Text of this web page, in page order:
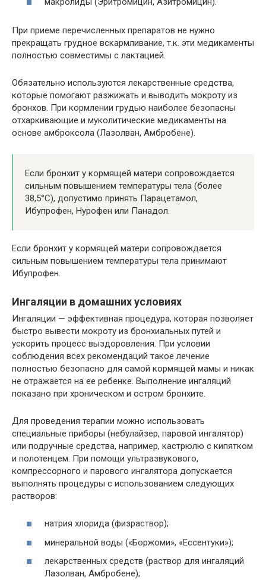
При приеме перечисленных препаратов не нужно
прекращать грудное вскармливание, т.к. эти медикаменты
полностью совместимы с лактацией.
Обязательно используются лекарственные средства,
которые помогают разжижать и выводить мокроту из
бронхов. При кормлении грудью наиболее безопасны
отхаркивающие и муколитические медикаменты на
основе амброксола (Лазолван, Амбробене).
Если бронхит у кормящей матери сопровождается
сильным повышением температуры тела (более
38,5°С), допустимо принять Парацетамол,
Ибупрофен, Нурофен или Панадол.
Если бронхит у кормящей матери сопровождается
сильным повышением температуры тела принимают
Ибупрофен.
Ингаляции в домашних условиях
Ингаляции — эффективная процедура, которая позволяет
быстро вывести мокроту из бронхиальных путей и
ускорить процесс выздоровления. При условии
соблюдения всех рекомендаций такое лечение
полностью безопасно для самой кормящей мамы и никак
не отражается на ее ребенке. Выполнение ингаляций
показано при хроническом и остром бронхите.
Для проведения терапии можно использовать
специальные приборы (небулайзер, паровой ингалятор)
или подручные средства, например, кастрюлю с кипятком
и полотенцем. При помощи ультразвукового,
компрессорного и парового ингалятора допускается
выполнять процедуры с использованием следующих
растворов:
натрия хлорида (физраствор);
минеральной воды («Боржоми», «Ессентуки»);
лекарственных средств (раствор для ингаляций
Лазолван, Амбробене);